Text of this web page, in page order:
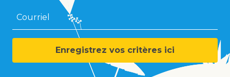
Courriel
Enregistrez vos critères ici